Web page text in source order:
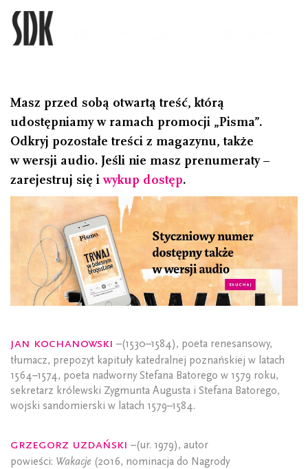
Masz przed sobą otwartą treść, którą
udostępniamy w ramach promocji „Pisma”.
Odkryj pozostałe treści z magazynu, także
w wersji audio. Jeśli nie masz prenumeraty –
zarejestruj się i wykup dostęp.
Jan Kochanowski –(1530–1584), poeta renesansowy,
tłumacz, prepozyt kapituły katedralnej poznańskiej w latach
1564–1574, poeta nadworny Stefana Batorego w 1579 roku,
sekretarz królewski Zygmunta Augusta i Stefana Batorego,
wojski sandomierski w latach 1579–1584.
Grzegorz Uzdański –(ur. 1979), autor
powieści: Wakacje (2016, nominacja do Nagrody